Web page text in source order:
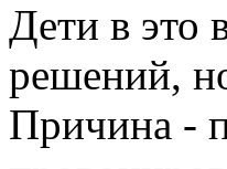
Дети в это
решений,
Причина -